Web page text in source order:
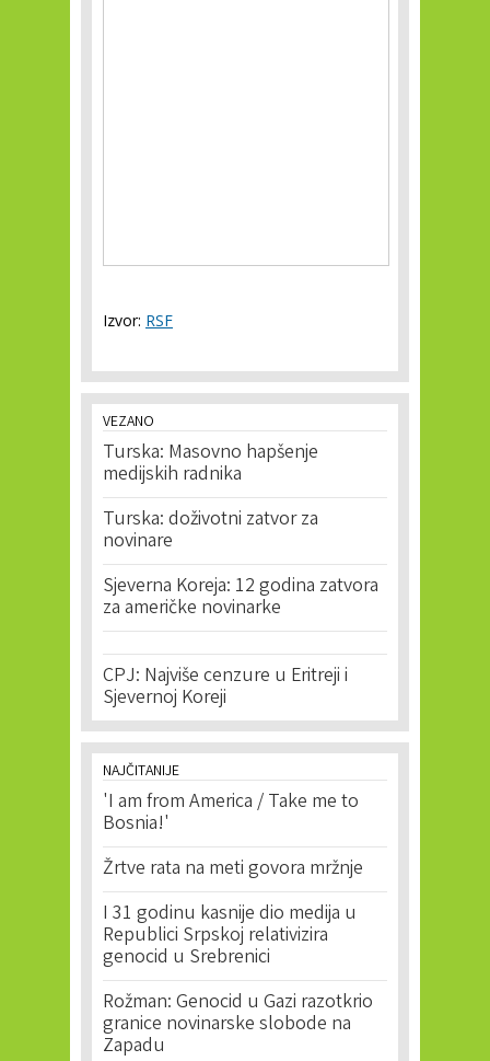
Izvor: RSF
VEZANO
Turska: Masovno hapšenje
medijskih radnika
Turska: doživotni zatvor za
novinare
Sjeverna Koreja: 12 godina zatvora
za američke novinarke
CPJ: Najviše cenzure u Eritreji i
Sjevernoj Koreji
NAJČITANIJE
'I am from America / Take me to
Bosnia!'
Žrtve rata na meti govora mržnje
I 31 godinu kasnije dio medija u
Republici Srpskoj relativizira
genocid u Srebrenici
Rožman: Genocid u Gazi razotkrio
granice novinarske slobode na
Zapadu